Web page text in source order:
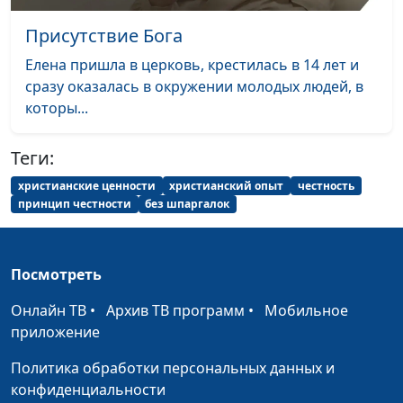
Последняя молитва
Я потерял, а Бог
сохранил
Евгений Раннев
помощи
Бог восстановил мой
голос
Екатерина Моисеева #50
дороге
Исцеление по молитве Алексей Анциферов
семью
Смирновы
Присутствие Бога
Елена пришла в церковь, крестилась в 14 лет и
сразу оказалась в окружении молодых людей, в
которы...
Теги:
христианские ценности христианский опыт
честность
принцип честности
без шпаргалок
Посмотреть
Онлайн ТВ • Архив ТВ программ • Мобильное
приложение
Политика обработки персональных данных и
конфиденциальности